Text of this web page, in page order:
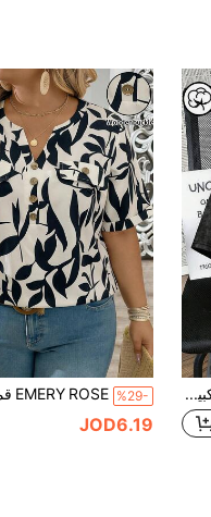
Disney تي شيرت نسائي مقاس كبير من ديزني، طباعة ميكي ماوس وبلوتو، تي شيرت بأكمام قصيرة مغسول بطراز ريترو. أسود كاجوال صيفي %29-
JOD6.19